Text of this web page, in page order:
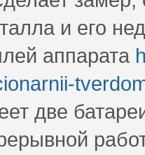
и его
аппарата
две